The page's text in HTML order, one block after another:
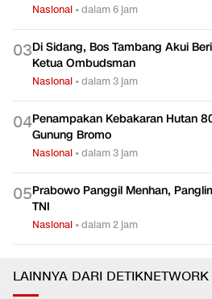
Nasional •dalam 6 jam
03Di Sidang, Bos Tambang Akui
Ketua Ombudsman
Nasional •dalam 3 jam
04Penampakan Kebakaran Hutan
Gunung Bromo
Nasional •dalam 3 jam
05Prabowo Panggil Menhan,
TNI
Nasional •dalam 2 jam
LAINNYA DARI DETIKNETWORK